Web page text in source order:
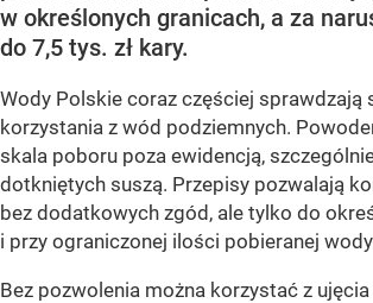
w określonych granicach, a za
do 7,5 tys. zł kary.
Wody Polskie coraz częściej sprawdzają
korzystania z wód podziemnych.
skala poboru poza ewidencją,
dotkniętych suszą. Przepisy pozwalają
bez dodatkowych zgód, ale tylko do
i przy ograniczonej ilości pobieranej
Bez pozwolenia można korzystać z